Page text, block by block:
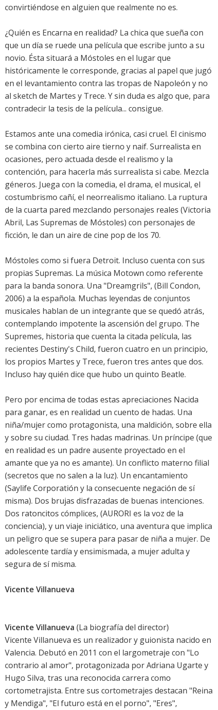
convirtiéndose en alguien que realmente no es.
¿Quién es Encarna en realidad? La chica que sueña con
que un día se ruede una película que escribe junto a su
novio. Ésta situará a Móstoles en el lugar que
históricamente le corresponde, gracias al papel que jugó
en el levantamiento contra las tropas de Napoleón y no
al sketch de Martes y Trece. Y sin duda es algo que, para
contradecir la tesis de la película... consigue.
Estamos ante una comedia irónica, casi cruel. El cinismo
se combina con cierto aire tierno y naif. Surrealista en
ocasiones, pero actuada desde el realismo y la
contención, para hacerla más surrealista si cabe. Mezcla
géneros. Juega con la comedia, el drama, el musical, el
costumbrismo cañí, el neorrealismo italiano. La ruptura
de la cuarta pared mezclando personajes reales (Victoria
Abril, Las Supremas de Móstoles) con personajes de
ficción, le dan un aire de cine pop de los 70.
Móstoles como si fuera Detroit. Incluso cuenta con sus
propias Supremas. La música Motown como referente
para la banda sonora. Una "Dreamgrils", (Bill Condon,
2006) a la española. Muchas leyendas de conjuntos
musicales hablan de un integrante que se quedó atrás,
contemplando impotente la ascensión del grupo. The
Supremes, historia que cuenta la citada película, las
recientes Destiny's Child, fueron cuatro en un principio,
los propios Martes y Trece, fueron tres antes que dos.
Incluso hay quién dice que hubo un quinto Beatle.
Pero por encima de todas estas apreciaciones Nacida
para ganar, es en realidad un cuento de hadas. Una
niña/mujer como protagonista, una maldición, sobre ella
y sobre su ciudad. Tres hadas madrinas. Un príncipe (que
en realidad es un padre ausente proyectado en el
amante que ya no es amante). Un conflicto materno filial
(secretos que no salen a la luz). Un encantamiento
(Saylife Corporatión y la consecuente negación de sí
misma). Dos brujas disfrazadas de buenas intenciones.
Dos ratoncitos cómplices, (AURORI es la voz de la
conciencia), y un viaje iniciático, una aventura que implica
un peligro que se supera para pasar de niña a mujer. De
adolescente tardía y ensimismada, a mujer adulta y
segura de sí misma.
Vicente Villanueva
Vicente Villanueva (La biografía del director)
Vicente Villanueva es un realizador y guionista nacido en
Valencia. Debutó en 2011 con el largometraje con "Lo
contrario al amor", protagonizada por Adriana Ugarte y
Hugo Silva, tras una reconocida carrera como
cortometrajista. Entre sus cortometrajes destacan "Reina
y Mendiga", "El futuro está en el porno", "Eres",